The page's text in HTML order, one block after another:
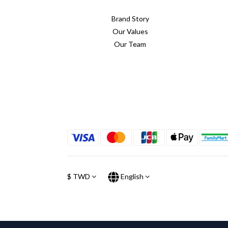
Brand Story
Our Values
Our Team
$ TWD English